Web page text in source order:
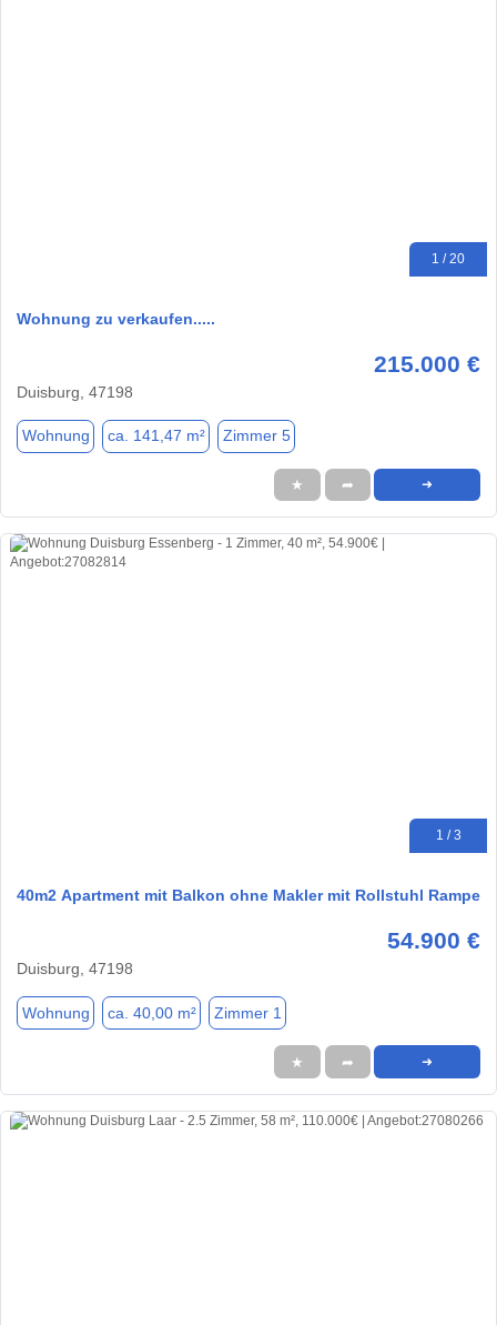
1 / 20
Wohnung zu verkaufen.....
215.000 €
Duisburg, 47198
Wohnung ca. 141,47 m² Zimmer 5
★ ➦ ➜
1 / 3
40m2 Apartment mit Balkon ohne Makler mit Rollstuhl Rampe
54.900 €
Duisburg, 47198
Wohnung ca. 40,00 m² Zimmer 1
★ ➦ ➜